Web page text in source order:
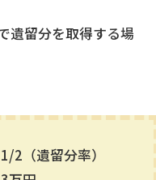
遺留分を取得する場
2（遺留分率）